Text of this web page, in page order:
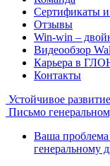
Сертификаты
Отзывы
Win-win –
Видеообзор
Карьера в
Контакты
Устойчивое развитие
Письмо
Ваша
генеральному